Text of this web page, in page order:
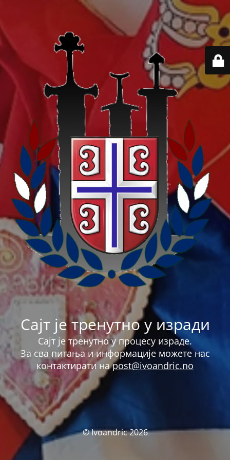
Сајт је тренутно у изради
Сајт је тренутно у процесу израде.
За сва питања и информације можете нас
контактирати наpost@ivoandric.no
© Ivoandric 2026